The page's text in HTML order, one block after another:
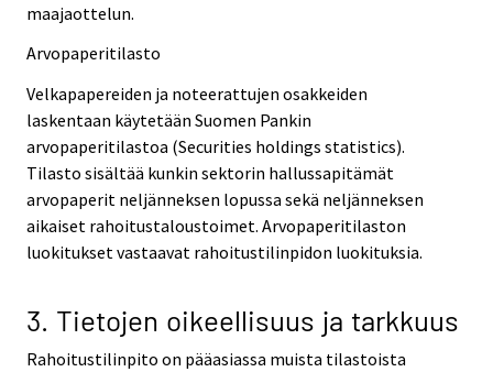
maajaottelun.
Arvopaperitilasto
Velkapapereiden ja noteerattujen osakkeiden
laskentaan käytetään Suomen Pankin
arvopaperitilastoa (Securities holdings statistics).
Tilasto sisältää kunkin sektorin hallussapitämät
arvopaperit neljänneksen lopussa sekä neljänneksen
aikaiset rahoitustaloustoimet. Arvopaperitilaston
luokitukset vastaavat rahoitustilinpidon luokituksia.
3. Tietojen oikeellisuus ja tarkkuus
Rahoitustilinpito on pääasiassa muista tilastoista